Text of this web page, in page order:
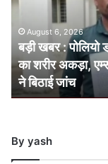
ड्रॉप्स
बाद
साल
की
मासूम
अकड़ा,
एम्स
August 6, 2026
बड़ी खबर : पोलियो
का शरीर अकड़ा,
ने बिठाई जांच
By yash